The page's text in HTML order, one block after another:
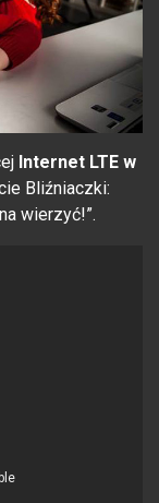
Internet LTE w
Bliźniaczki:
wierzyć!”.